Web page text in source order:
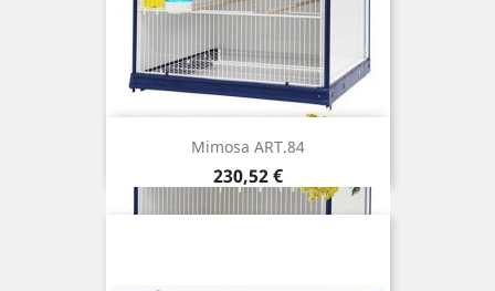
Mimosa ART.84
Prix
230,52 €